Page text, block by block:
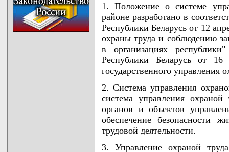
1. Положение о системе
районе разработано в
Республики Беларусь от 12
охраны труда и соблюдению
в организациях
Республики Беларусь от
государственного управления
2. Система управления
система управления охраной
органов и объектов
обеспечение безопасности
трудовой деятельности.
3. Управление охраной